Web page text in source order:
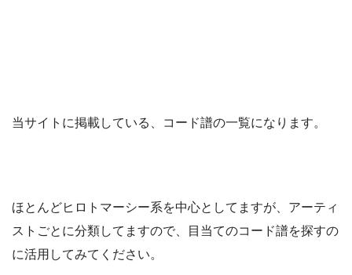
当サイトに掲載している、コード譜の一覧になります。
ほとんどヒロトマーシー系を中心としてますが、アーティ
ストごとに分類してますので、目当てのコード譜を探すの
に活用してみてください。